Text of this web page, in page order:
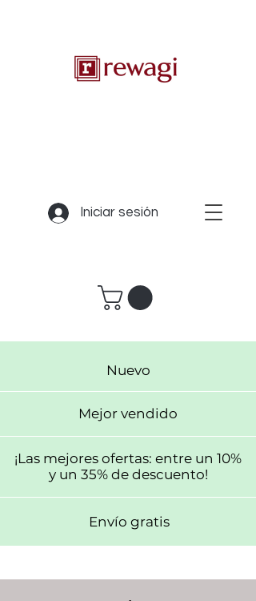
Nuevo
Mejor vendido
¡Las mejores ofertas: entre un 10%
y un 35% de descuento!
Envío gratis
Iniciar sesión